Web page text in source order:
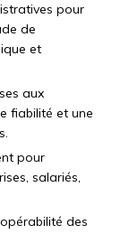
pour
de
et
aux
fiabilité et une
pour
salariés,
des